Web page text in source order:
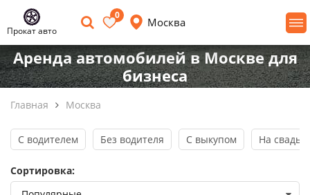
Прокат авто
0
Москва
Аренда автомобилей в Москве для
бизнеса
Главная Москва
С водителем Без водителя С выкупом На
Сортировка: